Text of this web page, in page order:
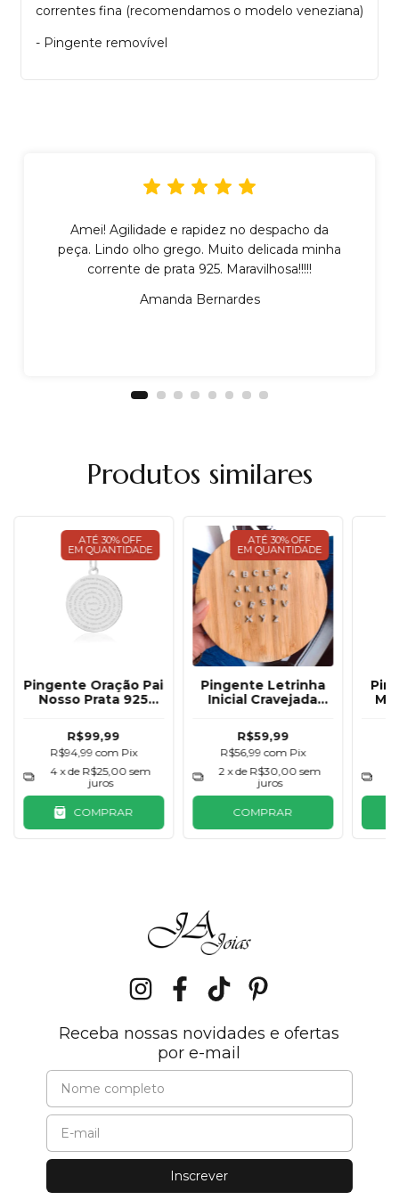
correntes fina (recomendamos o modelo veneziana)
- Pingente removível
Amei! Agilidade e rapidez no despacho da
peça. Lindo olho grego. Muito delicada minha
corrente de prata 925. Maravilhosa!!!!!
Amanda Bernardes
Produtos similares
ATÉ 30% OFF
EM QUANTIDADE
Pingente Oração Pai
Nosso Prata 925
R$99,99
R$94,99com Pix
4 x de R$25,00 sem
juros
COMPRAR
ATÉ 30% OFF
EM QUANTIDADE
Pingente Letrinha
Inicial Cravejada
R$59,99
R$56,99com Pix
2 x de R$30,00 sem
juros
COMPRAR
Receba nossas novidades e ofertas
por e-mail